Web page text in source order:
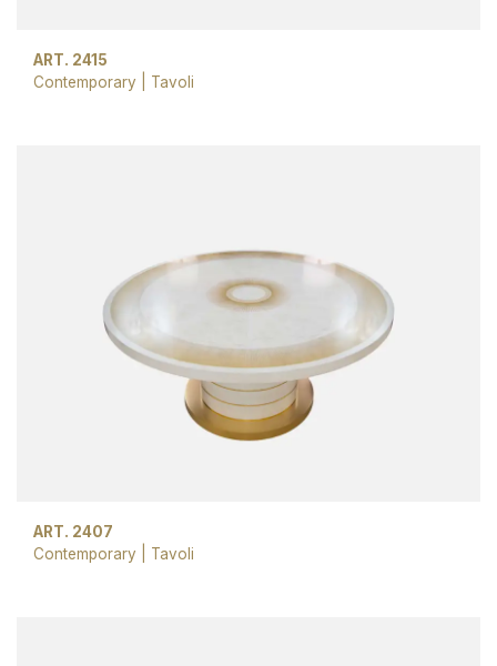
ART. 2415
Contemporary
Tavoli
ART. 2407
Contemporary
Tavoli